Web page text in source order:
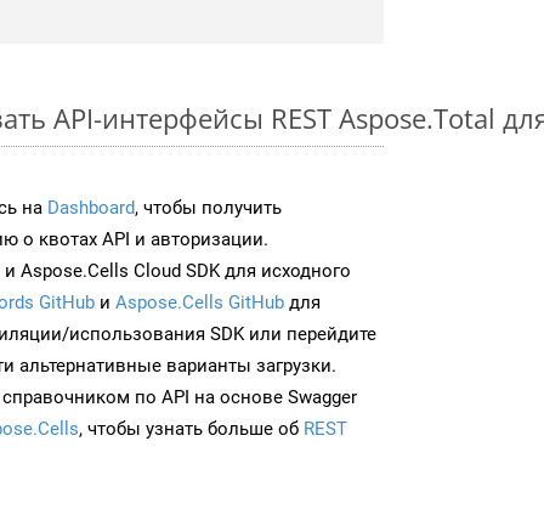
API-интерфейсы REST Aspose.Total
на Dashboard, чтобы получить
о квотах API и авторизации.
Aspose.Cells Cloud SDK для исходного
GitHub и Aspose.Cells GitHub для
использования SDK или перейдите
альтернативные варианты загрузки.
по API на основе Swagger
, чтобы узнать больше об REST